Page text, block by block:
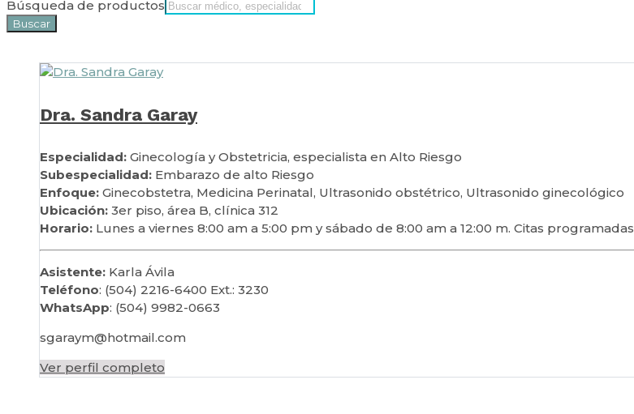
Búsqueda de productos
Buscar
Dra. Sandra Garay
Especialidad: Ginecología y Obstetricia, especialista en Alto Riesgo
Subespecialidad: Embarazo de alto Riesgo
Enfoque: Ginecobstetra, Medicina Perinatal, Ultrasonido obstétrico, Ultrasonido ginecológico
Ubicación: 3er piso, área B, clínica 312
Horario: Lunes a viernes 8:00 am a 5:00 pm y sábado de 8:00 am a 12:00 m. Citas programadas
Asistente: Karla Ávila
Teléfono: (504) 2216-6400 Ext.: 3230
WhatsApp: (504) 9982-0663
sgaraym@hotmail.com
Ver perfil completo